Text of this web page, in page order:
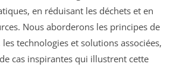
en réduisant les déchets et en
Nous aborderons les principes de
technologies et solutions associées,
cas inspirantes qui illustrent cette